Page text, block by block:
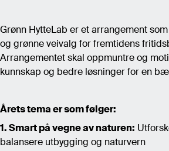
Grønn HytteLab er et arrangement
og grønne veivalg for fremtidens
Arrangementet skal oppmuntre og
kunnskap og bedre løsninger for en
Årets tema er som følger:
1. Smart på vegne av naturen:
balansere utbygging og naturvern